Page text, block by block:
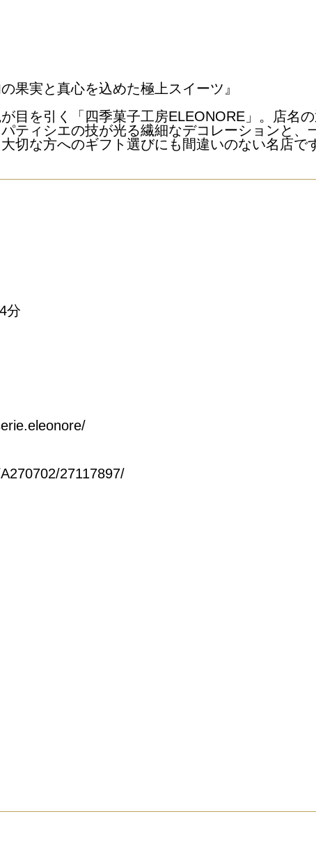
果実と真心を込めた極上スイーツ』
目を引く「四季菓子工房ELEONORE」。店名
ティシエの技が光る繊細なデコレーションと、
切な方へのギフト選びにも間違いのない名店で
分
27117897/